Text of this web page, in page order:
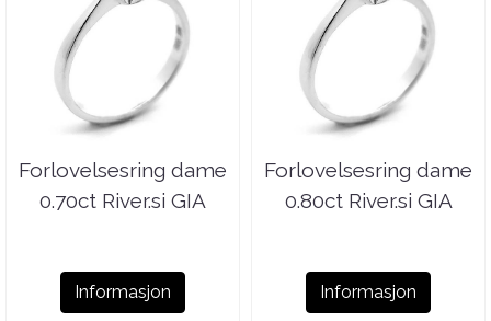
Forlovelsesring dame
0.70ct River.si GIA
Informasjon
Forlovelsesring dame
0.80ct River.si GIA
Informasjon